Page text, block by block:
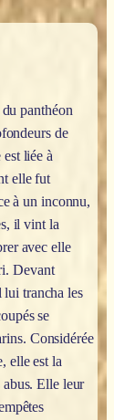
panthéon
de
liée à
elle fut
à un inconnu,
il vint la
avec elle
Devant
trancha les
se
Considérée
elle est la
abus. Elle leur